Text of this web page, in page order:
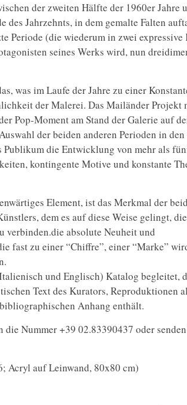
der zweiten Hälfte der 1960er Jahre
Jahrzehnts, in dem gemalte Falten
Periode (die wiederum in zwei expressive
seines Werks wird, nun
was im Laufe der Jahre zu einer
der Malerei. Das Mailänder Projekt
Pop-Moment am Stand der Galerie auf
der beiden anderen Perioden in den
Publikum die Entwicklung von mehr als
kontingente Motive und konstante
Element, ist das Merkmal der
dem es auf diese Weise gelingt,
verbinden.die absolute Neuheit und
fast zu einer “Chiffre”, einer “Marke”
und Englisch) Katalog begleitet,
Text des Kurators, Reproduktionen
Anhang enthält.
Nummer +39 02.83390437 oder
Acryl auf Leinwand, 80x80 cm)